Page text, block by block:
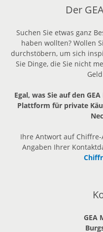
Der
Suchen Sie etwas ganz
haben wollten? Wollen
durchstöbern, um sich
Sie Dinge, die Sie nicht
Egal, was Sie auf den
Plattform für private
Ihre Antwort auf
Angaben Ihrer
GEA